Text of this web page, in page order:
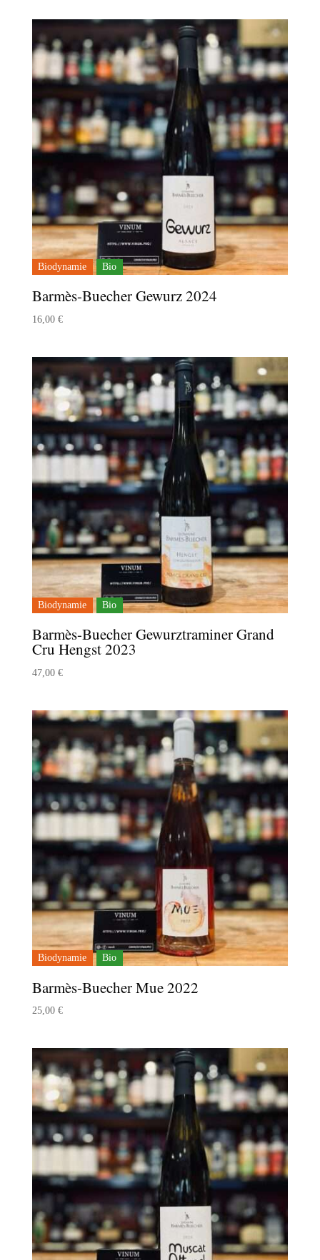
42,00 €.
40,00 €.
Biodynamie Bio
Barmès-Buecher Gewurz 2024
16,00 €
Biodynamie Bio
Barmès-Buecher Gewurztraminer Grand
Cru Hengst 2023
47,00 €
Biodynamie Bio
Barmès-Buecher Mue 2022
25,00 €